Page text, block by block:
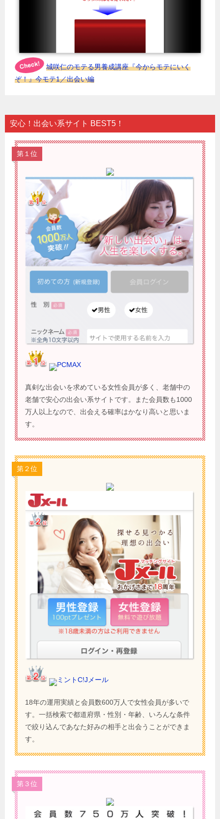
城咲仁のモテる男養成講座『今からモテにいく
ぞ！』今モテ1／出会い編
安心！出会い系サイト BEST5！
第１位
PCMAX
真剣な出会いを求めている女性会員が多く、老舗中の
老舗で安心の出会い系サイトです。また会員数も1000
万人以上なので、出会える確率はかなり高いと思いま
す。
第２位
ミントC!Jメール
18年の運用実績と会員数600万人で女性会員が多いで
す。一括検索で都道府県・性別・年齢、いろんな条件
で絞り込んであなた好みの相手と出会うことができま
す。
第３位